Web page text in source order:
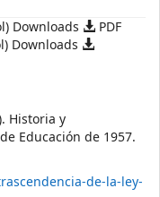
Downloads
PDF
Downloads
Historia y
Educación de 1957.
de-la-ley-